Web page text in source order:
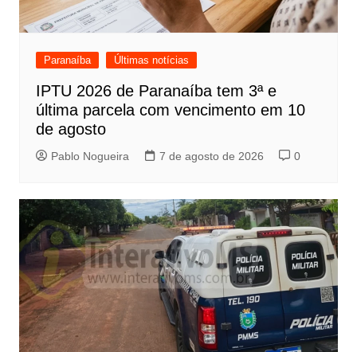
Paranaíba Últimas notícias
IPTU 2026 de Paranaíba tem 3ª e
última parcela com vencimento em 10
de agosto
Pablo Nogueira 7 de agosto de 2026 0